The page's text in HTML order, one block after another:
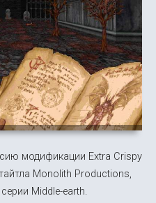
модификации Extra Crispy
Monolith Productions,
Middle-earth.